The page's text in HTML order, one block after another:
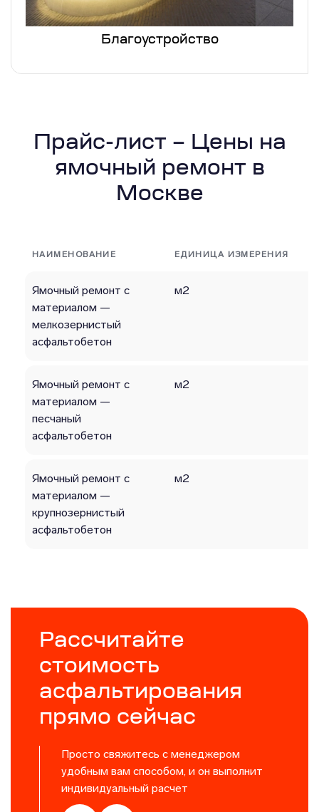
Благоустройство
Прайс-лист – Цены на
ямочный ремонт в
Москве
НАИМЕНОВАНИЕ ЕДИНИЦА ИЗМЕРЕНИЯ
Ямочный ремонт с
материалом —
мелкозернистый
асфальтобетон
м2
Ямочный ремонт с
материалом —
песчаный
асфальтобетон
м2
Ямочный ремонт с
материалом —
крупнозернистый
асфальтобетон
м2
Рассчитайте
стоимость
асфальтирования
прямо сейчас
Просто свяжитесь с менеджером
удобным вам способом, и он выполнит
индивидуальный расчет